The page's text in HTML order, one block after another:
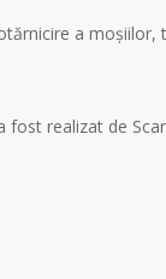
a moșiilor,
realizat de